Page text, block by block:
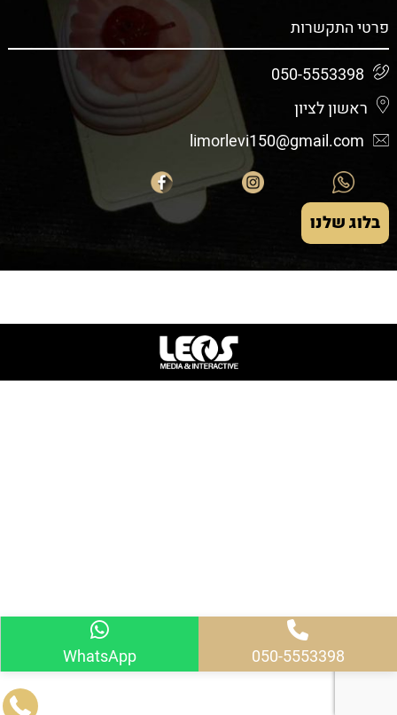
פרטי התקשרות
050-5553398
ראשון לציון
limorlevi150@gmail.com
בלוג שלנו
050-5553398
WhatsApp